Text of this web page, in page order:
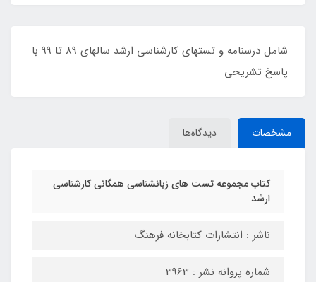
شامل درسنامه و تستهای کارشناسی ارشد سالهای 89 تا 99 با
پاسخ تشریحی
مشخصات دیدگاه‌ها
کتاب مجموعه تست های زبانشناسی همگانی کارشناسی
ارشد
ناشر : انتشارات کتابخانه فرهنگ
شماره پروانه نشر : 3963